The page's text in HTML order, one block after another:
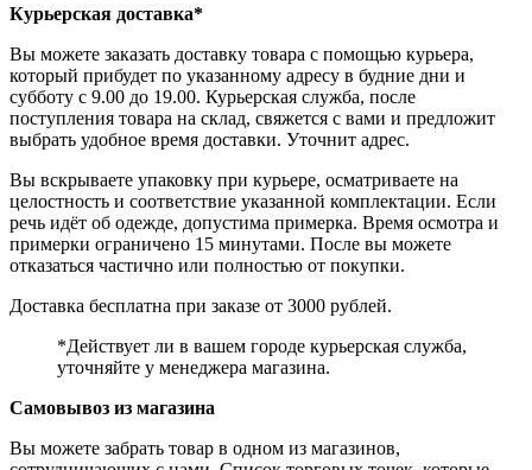
Курьерская доставка*
Вы можете заказать доставку товара с помощью курьера,
который прибудет по указанному адресу в будние дни и
субботу с 9.00 до 19.00. Курьерская служба, после
поступления товара на склад, свяжется с вами и предложит
выбрать удобное время доставки. Уточнит адрес.
Вы вскрываете упаковку при курьере, осматриваете на
целостность и соответствие указанной комплектации. Если
речь идёт об одежде, допустима примерка. Время осмотра и
примерки ограничено 15 минутами. После вы можете
отказаться частично или полностью от покупки.
Доставка бесплатна при заказе от 3000 рублей.
*Действует ли в вашем городе курьерская служба,
уточняйте у менеджера магазина.
Самовывоз из магазина
Вы можете забрать товар в одном из магазинов,